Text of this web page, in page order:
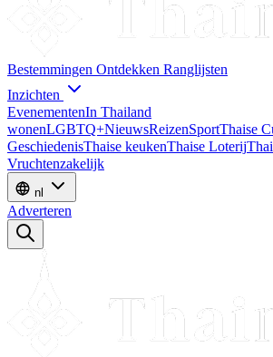
Bestemmingen Ontdekken Ranglijsten
Inzichten
EvenementenIn Thailand
wonenLGBTQ+NieuwsReizenSportThaise
GeschiedenisThaise keukenThaise Loterij
Vruchtenzakelijk
nl
Adverteren